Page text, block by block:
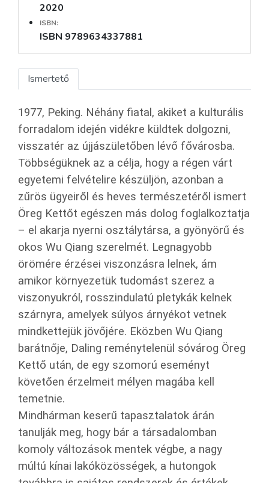
2020
ISBN:
ISBN 9789634337881
Ismertető
1977, Peking. Néhány fiatal, akiket a kulturális
forradalom ide­jén vidékre küldtek dolgozni,
visszatér az újjászületőben lévő fővárosba.
Többségüknek az a célja, hogy a régen várt
egyetemi felvételire készüljön, azonban a
zűrös ügyeiről és heves termé­szetéről ismert
Öreg Kettőt egészen más dolog foglalkoztatja
– el akarja nyerni osztálytársa, a gyönyörű és
okos Wu Qiang szerelmét. Legnagyobb
örömére érzései viszonzásra lelnek, ám
amikor környezetük tudomást szerez a
viszonyukról, rosszindulatú pletykák kelnek
szárnyra, amelyek súlyos árnyékot vetnek
mindkettejük jövőjére. Eközben Wu Qiang
barátnője, Daling reménytelenül sóvárog Öreg
Kettő után, de egy szomo­rú eseményt
követően érzelmeit mélyen magába kell
temetnie.
Mindhárman keserű tapasztalatok árán
tanulják meg, hogy bár a társadalomban
komoly változások mentek végbe, a nagy
múltú kínai lakóközösségek, a hutongok